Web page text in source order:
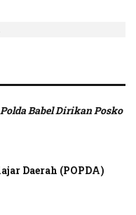
Babel Dirikan Posko
Daerah (POPDA)